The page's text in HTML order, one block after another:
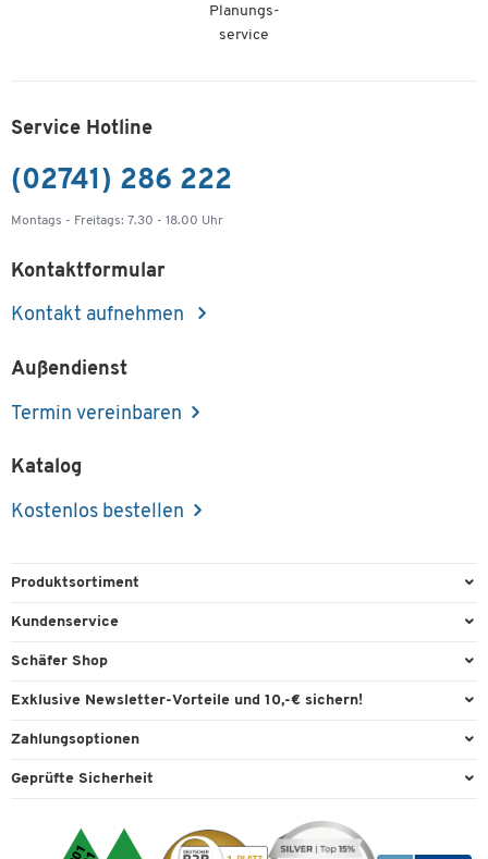
Planungs-
service
Service Hotline
(02741) 286 222
Montags - Freitags: 7.30 - 18.00 Uhr
Kontaktformular
Kontakt aufnehmen
Außendienst
Termin vereinbaren
Katalog
Kostenlos bestellen
Produktsortiment
Büroausstattung
Reinigung & Hygiene
Technik
Umwelttechnik
Kundenservice
Direktbestellung
Kontaktformulare
Lieferinformationen
Rückgabe
Schäfer Shop
Services & Leistungen
Workplace Solutions
Cookie-Einstellungen
Exklusive Newsletter-Vorteile und 10,-€ sichern!
Willkommensgutschein
Expertenwissen
Zahlungsoptionen
Paypal
Geprüfte Sicherheit